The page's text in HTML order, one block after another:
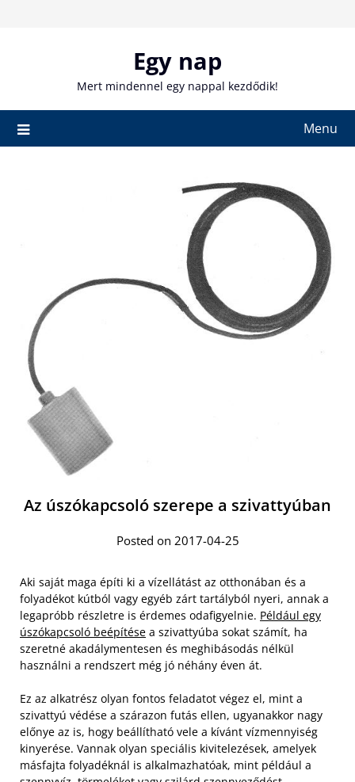
Egy nap
Mert mindennel egy nappal kezdődik!
Menu
Az úszókapcsoló szerepe a szivattyúban
Posted on 2017-04-25
Aki saját maga építi ki a vízellátást az otthonában és a
folyadékot kútból vagy egyéb zárt tartályból nyeri, annak a
legapróbb részletre is érdemes odafigyelnie. Például egy
úszókapcsoló beépítése a szivattyúba sokat számít, ha
szeretné akadálymentesen és meghibásodás nélkül
használni a rendszert még jó néhány éven át.
Ez az alkatrész olyan fontos feladatot végez el, mint a
szivattyú védése a szárazon futás ellen, ugyanakkor nagy
előnye az is, hogy beállítható vele a kívánt vízmennyiség
kinyerése. Vannak olyan speciális kivitelezések, amelyek
másfajta folyadéknál is alkalmazhatóak, mint például a